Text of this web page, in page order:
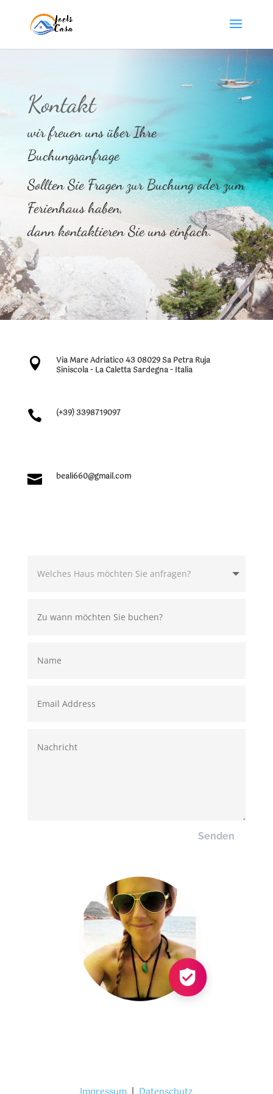
Kontakt
wir freuen uns über Ihre
Buchungsanfrage
Sollten Sie Fragen zur Buchung oder zum
Ferienhaus haben,
dann kontaktieren Sie uns einfach.

Via Mare Adriatico 43 08029 Sa Petra Ruja
Siniscola - La Caletta Sardegna - Italia
 (+39) 3398719097
 beali660@gmail.com
Senden